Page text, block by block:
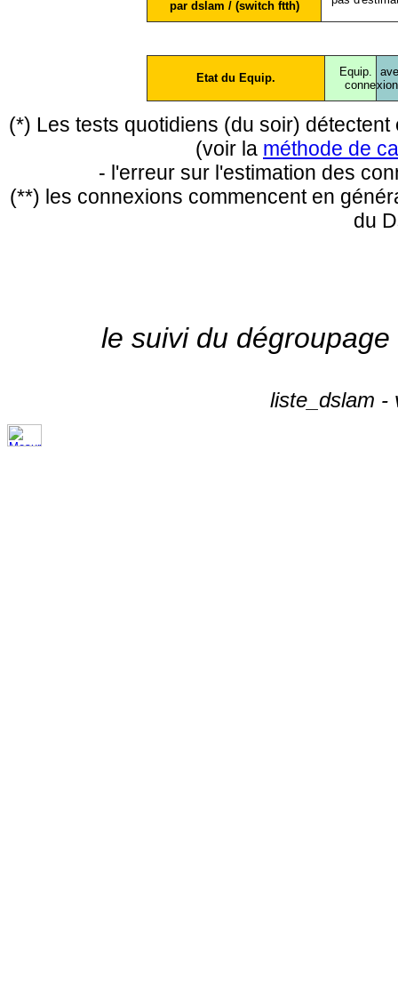
par dslam / (switch ftth)
Etat du Equip.
Equip.
conne
(*) Les tests quotidiens (du soir)
(voir la méthode de
- l'erreur sur l'estimation des
(**) les connexions commencent en
du
le suivi du
liste_dslam -